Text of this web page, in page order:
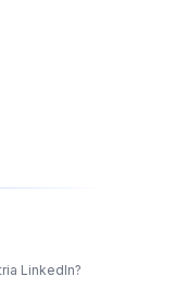
LinkedIn?